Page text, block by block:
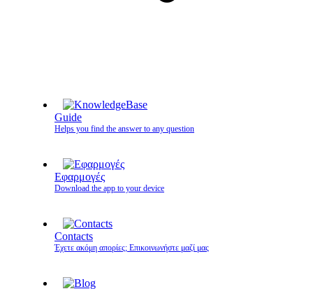
Guide
Helps you find the answer to any question
Εφαρμογές
Download the app to your device
Contacts
Έχετε ακόμη απορίες; Επικοινωνήστε μαζί μας